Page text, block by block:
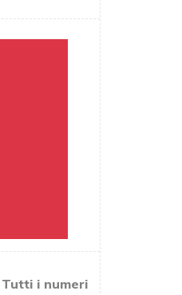
Tutti i numeri